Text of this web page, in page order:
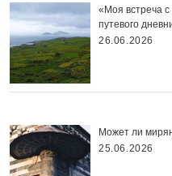
«Моя встреча
путевого
26.06.2026
Может ли
25.06.2026